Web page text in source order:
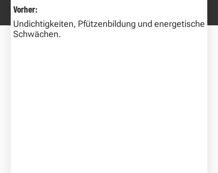
Vorher:
Undichtigkeiten, Pfützenbildung und energetische
Schwächen.